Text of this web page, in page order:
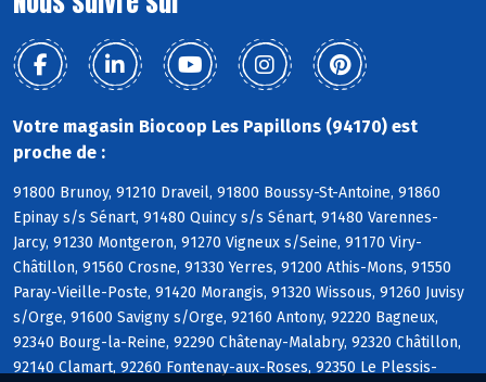
Votre magasin Biocoop Les Papillons (94170) est
proche de :
91800 Brunoy, 91210 Draveil, 91800 Boussy-St-Antoine, 91860
Epinay s/s Sénart, 91480 Quincy s/s Sénart, 91480 Varennes-
Jarcy, 91230 Montgeron, 91270 Vigneux s/Seine, 91170 Viry-
Châtillon, 91560 Crosne, 91330 Yerres, 91200 Athis-Mons, 91550
Paray-Vieille-Poste, 91420 Morangis, 91320 Wissous, 91260 Juvisy
s/Orge, 91600 Savigny s/Orge, 92160 Antony, 92220 Bagneux,
92340 Bourg-la-Reine, 92290 Châtenay-Malabry, 92320 Châtillon,
92140 Clamart, 92260 Fontenay-aux-Roses, 92350 Le Plessis-